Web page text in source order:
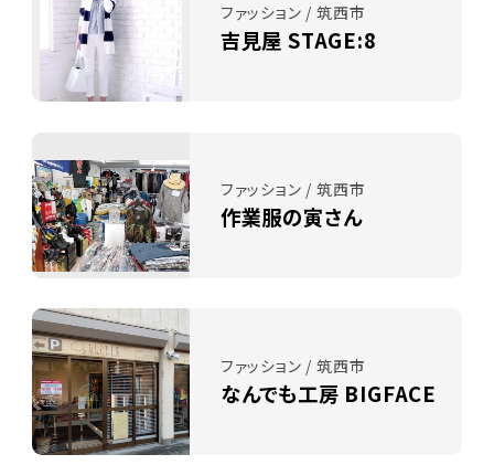
ファッション / 筑西市
吉見屋 STAGE:8
ファッション / 筑西市
作業服の寅さん
ファッション / 筑西市
なんでも工房 BIGFACE